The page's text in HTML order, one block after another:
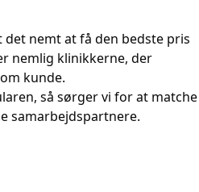
nemt at få den bedste pris
nemlig klinikkerne, der
kunde.
så sørger vi for at matche
samarbejdspartnere.